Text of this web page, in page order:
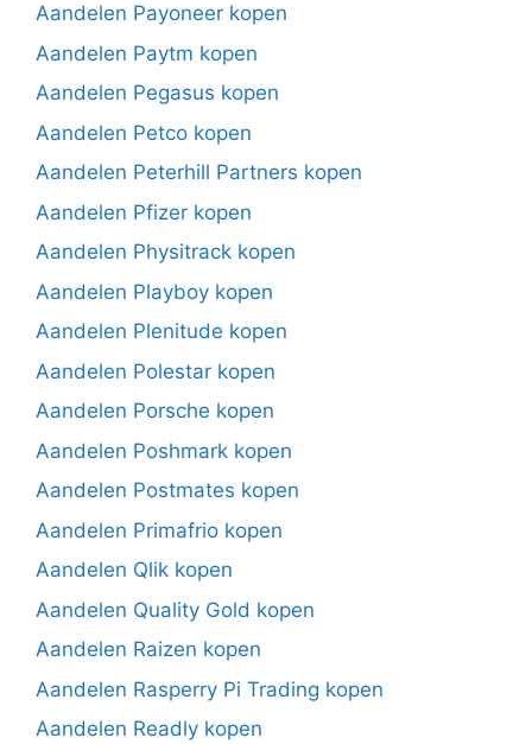
Aandelen Payoneer kopen
Aandelen Paytm kopen
Aandelen Pegasus kopen
Aandelen Petco kopen
Aandelen Peterhill Partners kopen
Aandelen Pfizer kopen
Aandelen Physitrack kopen
Aandelen Playboy kopen
Aandelen Plenitude kopen
Aandelen Polestar kopen
Aandelen Porsche kopen
Aandelen Poshmark kopen
Aandelen Postmates kopen
Aandelen Primafrio kopen
Aandelen Qlik kopen
Aandelen Quality Gold kopen
Aandelen Raizen kopen
Aandelen Rasperry Pi Trading kopen
Aandelen Readly kopen